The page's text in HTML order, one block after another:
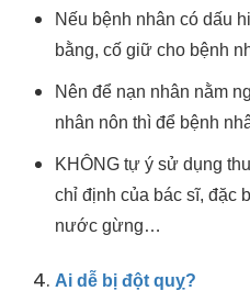
Nếu bệnh nhân có dấu
bằng, cố giữ cho bệnh
Nên để nạn nhân nằm
nhân nôn thì để bệnh
KHÔNG tự ý sử dụng
chỉ định của bác sĩ, đặc
nước gừng…
Ai dễ bị đột quỵ?